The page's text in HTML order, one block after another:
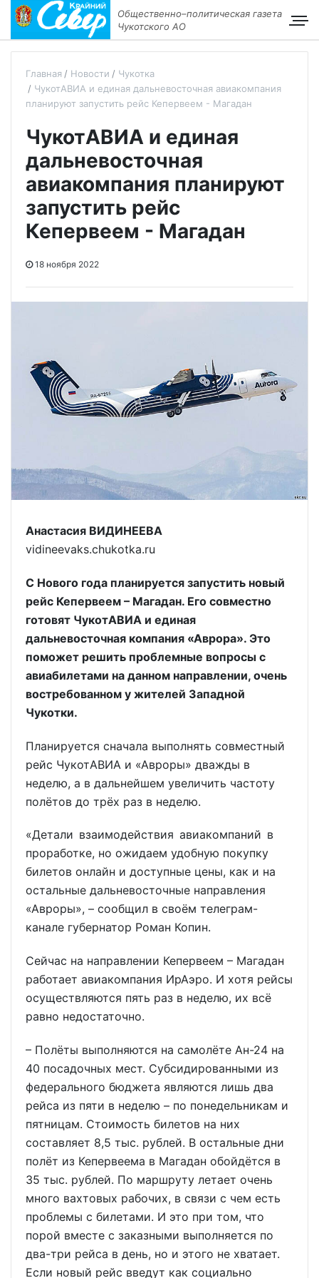
Общественно–политическая газета
Чукотского АО
Главная Новости
Чукотка
ЧукотАВИА и единая дальневосточная авиакомпания
планируют запустить рейс Кепервеем - Магадан
ЧукотАВИА и единая
дальневосточная
авиакомпания планируют
запустить рейс
Кепервеем - Магадан
18 ноября 2022
Анастасия ВИДИНЕЕВА
vidineevaks.chukotka.ru
С Нового года планируется запустить новый
рейс Кепервеем – Магадан. Его совместно
готовят ЧукотАВИА и единая
дальневосточная компания «Аврора». Это
поможет решить проблемные вопросы с
авиабилетами на данном направлении, очень
востребованном у жителей Западной
Чукотки.
Планируется сначала выполнять совместный
рейс ЧукотАВИА и «Авроры» дважды в
неделю, а в дальнейшем увеличить частоту
полётов до трёх раз в неделю.
«Детали взаимодействия авиакомпаний в
проработке, но ожидаем удобную покупку
билетов онлайн и доступные цены, как и на
остальные дальневосточные направления
«Авроры», – сообщил в своём телеграм-
канале губернатор Роман Копин.
Сейчас на направлении Кепервеем – Магадан
работает авиакомпания ИрАэро. И хотя рейсы
осуществляются пять раз в неделю, их всё
равно недостаточно.
– Полёты выполняются на самолёте Ан-24 на
40 посадочных мест. Субсидированными из
федерального бюджета являются лишь два
рейса из пяти в неделю – по понедельникам и
пятницам. Стоимость билетов на них
составляет 8,5 тыс. рублей. В остальные дни
полёт из Кепервеема в Магадан обойдётся в
35 тыс. рублей. По маршруту летает очень
много вахтовых рабочих, в связи с чем есть
проблемы с билетами. И это при том, что
порой вместе с заказными выполняется по
два-три рейса в день, но и этого не хватает.
Если новый рейс введут как социально